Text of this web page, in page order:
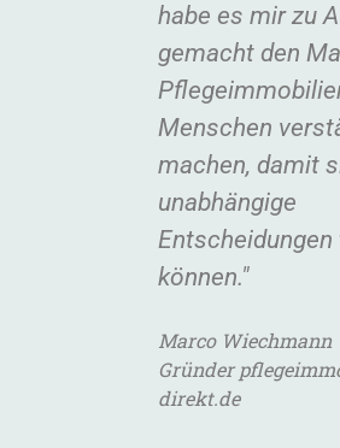
habe es mir zu
gemacht den
Menschen
machen, damit
unabhängige
können."
Marco Wiechmann
Gründer
direkt.de